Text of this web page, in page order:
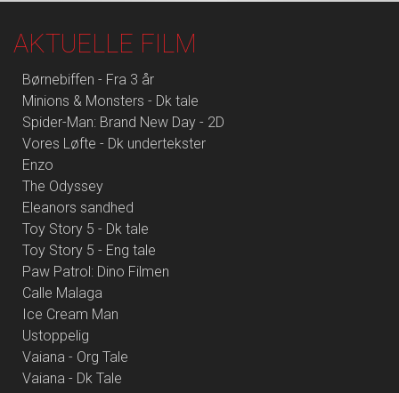
AKTUELLE FILM
Børnebiffen - Fra 3 år
Minions & Monsters - Dk tale
Spider-Man: Brand New Day - 2D
Vores Løfte - Dk undertekster
Enzo
The Odyssey
Eleanors sandhed
Toy Story 5 - Dk tale
Toy Story 5 - Eng tale
Paw Patrol: Dino Filmen
Calle Malaga
Ice Cream Man
Ustoppelig
Vaiana - Org Tale
Vaiana - Dk Tale